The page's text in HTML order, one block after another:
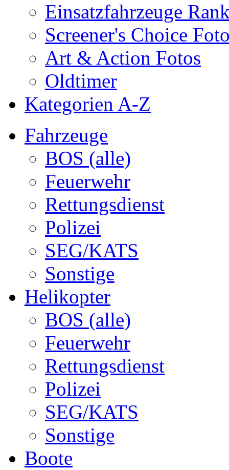
Einsatzfahrzeuge
Screener's Choice
Art & Action Fotos
Oldtimer
Kategorien A-Z
Fahrzeuge
BOS (alle)
Feuerwehr
Rettungsdienst
Polizei
SEG/KATS
Sonstige
Helikopter
BOS (alle)
Feuerwehr
Rettungsdienst
Polizei
SEG/KATS
Sonstige
Boote